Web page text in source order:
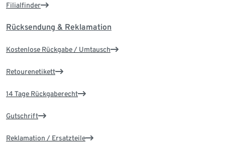
Filialfinder
Rücksendung & Reklamation
Kostenlose Rückgabe / Umtausch
Retourenetikett
14 Tage Rückgaberecht
Gutschrift
Reklamation / Ersatzteile